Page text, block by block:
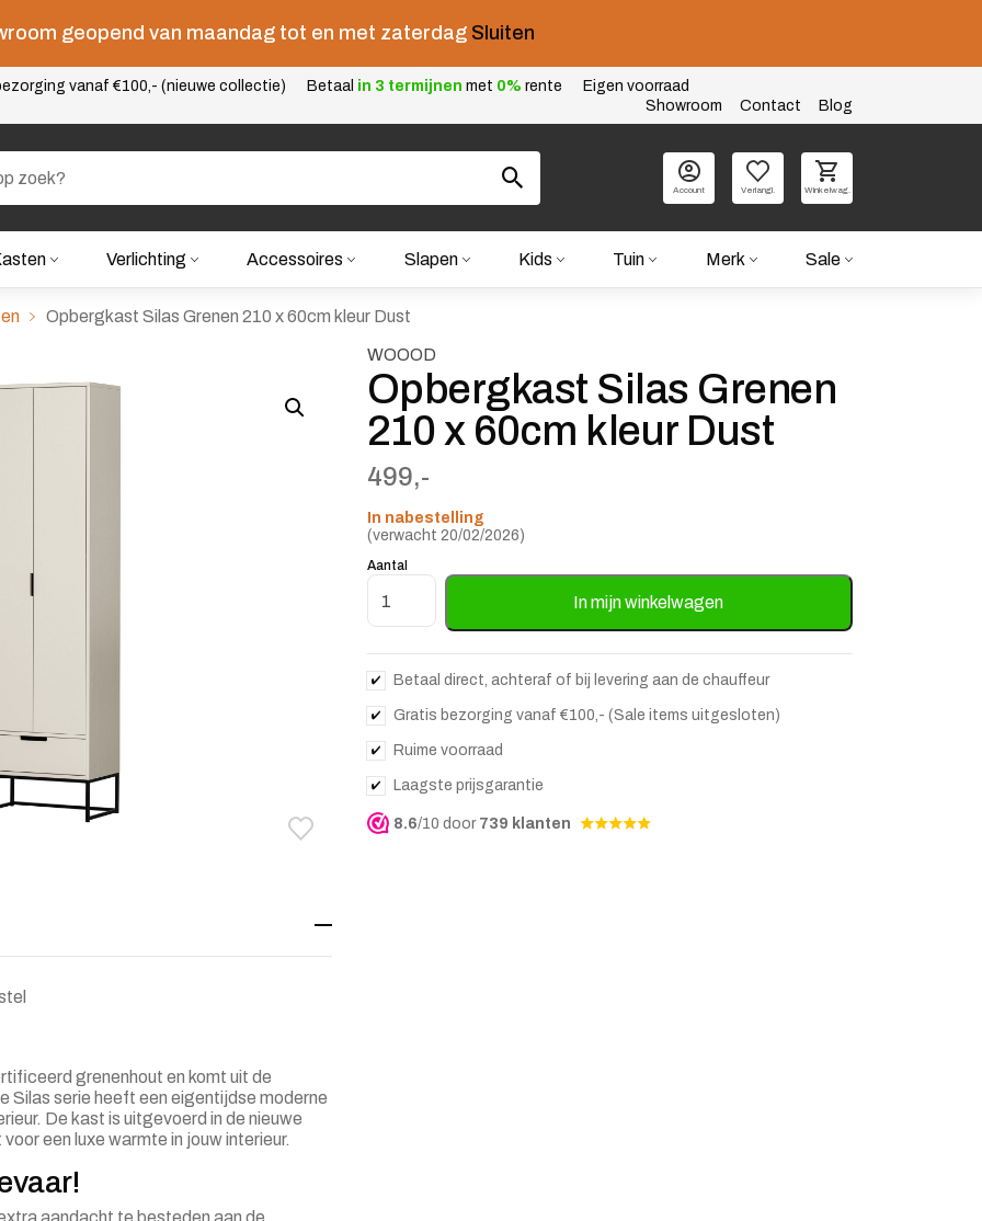
geopend van maandag tot en met zaterdag Sluiten
vanaf €100,- (nieuwe collectie) Betaal in 3 termijnen met 0% rente
Eigen voorraad
Showroom
Contact Blog
Account Verlangl. Winkelwag.
Verlichting Accessoires Slapen Kids Tuin Merk Sale
Opbergkast Silas Grenen 210 x 60cm kleur Dust
Toevoegen aan verlanglijstje
Verwijderen van verlanglijst
grenenhout en komt uit de
Silas serie heeft een eigentijdse moderne
De kast is uitgevoerd in de nieuwe
een luxe warmte in jouw interieur.
aandacht te besteden aan de
WOOOD
Opbergkast Silas Grenen
210 x 60cm kleur Dust
499,-
In nabestelling
(verwacht 20/02/2026)
Aantal
Opbergkast Silas Grenen 210 x 60cm kleur Dust aantal
In mijn winkelwagen
Betaal direct, achteraf of bij levering aan de chauffeur
Gratis bezorging vanaf €100,- (Sale items uitgesloten)
Ruime voorraad
Laagste prijsgarantie
8.6/10 door 739 klanten